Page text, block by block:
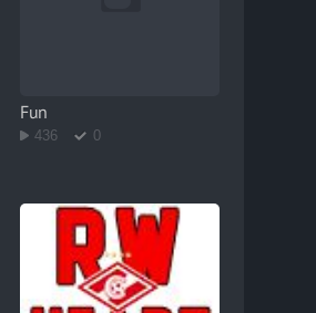
Fun
436 0